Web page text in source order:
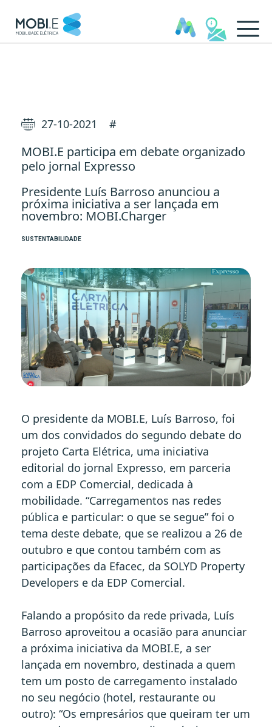
27-10-2021 #
MOBI.E participa em debate organizado
pelo jornal Expresso
Presidente Luís Barroso anunciou a
próxima iniciativa a ser lançada em
novembro: MOBI.Charger
SUSTENTABILIDADE
O presidente da MOBI.E, Luís Barroso, foi
um dos convidados do segundo debate do
projeto Carta Elétrica, uma iniciativa
editorial do jornal Expresso, em parceria
com a EDP Comercial, dedicada à
mobilidade. “Carregamentos nas redes
pública e particular: o que se segue” foi o
tema deste debate, que se realizou a 26 de
outubro e que contou também com as
participações da Efacec, da SOLYD Property
Developers e da EDP Comercial.
Falando a propósito da rede privada, Luís
Barroso aproveitou a ocasião para anunciar
a próxima iniciativa da MOBI.E, a ser
lançada em novembro, destinada a quem
tem um posto de carregamento instalado
no seu negócio (hotel, restaurante ou
outro): “Os empresários que queiram ter um